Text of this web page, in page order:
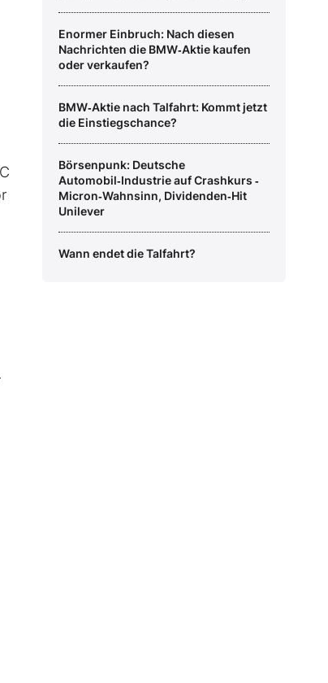
Enormer Einbruch: Nach diesen
Nachrichten die BMW‑Aktie kaufen
oder verkaufen?
BMW‑Aktie nach Talfahrt: Kommt jetzt
die Einstiegschance?
Börsenpunk: Deutsche
Automobil‑Industrie auf Crashkurs ‑
Micron‑Wahnsinn, Dividenden‑Hit
Unilever
Wann endet die Talfahrt?